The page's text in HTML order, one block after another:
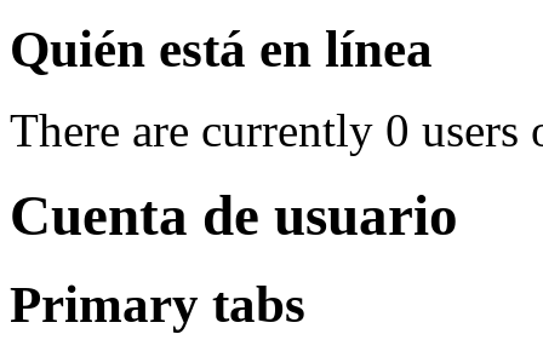
Quién está en línea
There are currently 0 users
Cuenta de usuario
Primary tabs